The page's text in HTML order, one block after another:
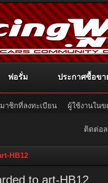
ติดต่อ
HB12
to art-HB12
ฟอรั่ม ประกาศซื้อขา
าชิกที่ลงทะเบียน ผู้ใช้งานใน